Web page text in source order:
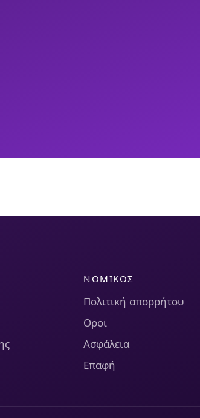
ΝΟΜΙΚΌΣ
Πολιτική απορρήτου
Οροι
Ασφάλεια
Επαφή